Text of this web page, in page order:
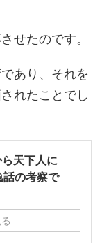
せたのです。
あり、それを
れたことでし
天下人に
話の考察で